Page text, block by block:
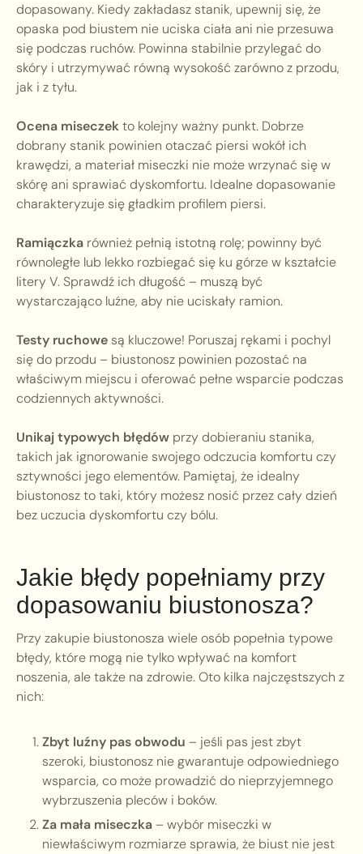
dopasowany. Kiedy zakładasz stanik, upewnij się, że
opaska pod biustem nie uciska ciała ani nie przesuwa
się podczas ruchów. Powinna stabilnie przylegać do
skóry i utrzymywać równą wysokość zarówno z przodu,
jak i z tyłu.
Ocena miseczekto kolejny ważny punkt. Dobrze
dobrany stanik powinien otaczać piersi wokół ich
krawędzi, a materiał miseczki nie może wrzynać się w
skórę ani sprawiać dyskomfortu. Idealne dopasowanie
charakteryzuje się gładkim profilem piersi.
Ramiączka również pełnią istotną rolę; powinny być
równoległe lub lekko rozbiegać się ku górze w kształcie
litery V. Sprawdź ich długość – muszą być
wystarczająco luźne, aby nie uciskały ramion.
Testy ruchowe są kluczowe! Poruszaj rękami i pochyl
się do przodu – biustonosz powinien pozostać na
właściwym miejscu i oferować pełne wsparcie podczas
codziennych aktywności.
Unikaj typowych błędów przy dobieraniu stanika,
takich jak ignorowanie swojego odczucia komfortu czy
sztywności jego elementów. Pamiętaj, że idealny
biustonosz to taki, który możesz nosić przez cały dzień
bez uczucia dyskomfortu czy bólu.
Jakie błędy popełniamy przy
dopasowaniu biustonosza?
Przy zakupie biustonosza wiele osób popełnia typowe
błędy, które mogą nie tylko wpływać na komfort
noszenia, ale także na zdrowie. Oto kilka najczęstszych z
nich:
Zbyt luźny pas obwodu – jeśli pas jest zbyt
szeroki, biustonosz nie gwarantuje odpowiedniego
wsparcia, co może prowadzić do nieprzyjemnego
wybrzuszenia pleców i boków.
Za mała miseczka– wybór miseczki w
niewłaściwym rozmiarze sprawia, że biust nie jest